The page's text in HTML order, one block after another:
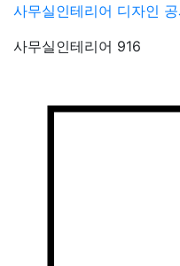
Skip
content
사무실인테리어 디자인
사무실인테리어 916